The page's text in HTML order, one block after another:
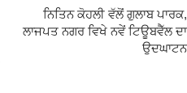
ਨਿਤਿਨ ਕੋਹਲੀ ਵੱਲੋਂ ਗੁਲਾਬ ਪਾਰਕ,
ਲਾਜਪਤ ਨਗਰ ਵਿਖੇ ਨਵੇਂ ਟਿਊਬਵੈੱਲ ਦਾ
ਉਦਘਾਟਨ